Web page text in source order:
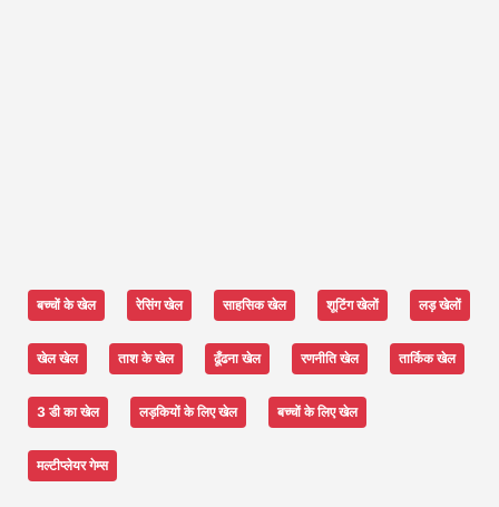
बच्चों के खेल रेसिंग खेल साहसिक खेल शूटिंग खेलों लड़ खेलों
खेल खेल ताश के खेल ढूँढना खेल रणनीति खेल तार्किक खेल
3 डी का खेल लड़कियों के लिए खेल बच्चों के लिए खेल
मल्टीप्लेयर गेम्स